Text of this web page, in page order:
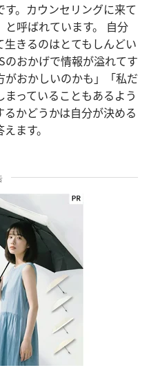
。カウンセリングに来て
呼ばれています。 自分
きるのはとてもしんどい
おかげで情報が溢れてす
おかしいのかも」「私だ
っていることもあるよう
かどうかは自分が決める
ます。